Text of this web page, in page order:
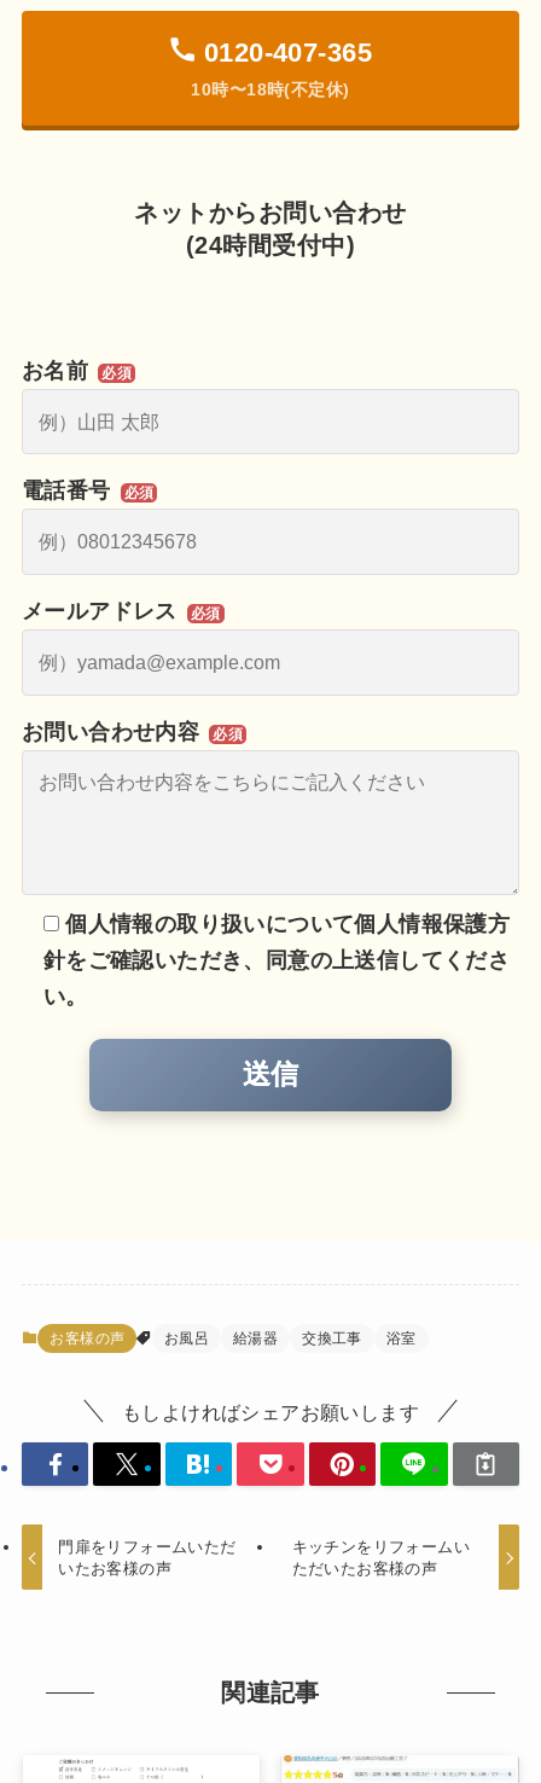
0120-407-365
10時〜18時(不定休)
ネットからお問い合わせ
(24時間受付中)
お名前 必須
電話番号 必須
メールアドレス 必須
お問い合わせ内容 必須
個人情報の取り扱いについて個人情報保護方
針をご確認いただき、同意の上送信してくださ
い。
お客様の声 お風呂 給湯器 交換工事 浴室
もしよければシェアお願いします
門扉をリフォームいただ
いたお客様の声
キッチンをリフォームい
ただいたお客様の声
関連記事